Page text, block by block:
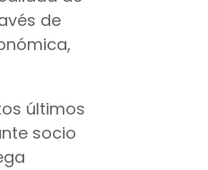
de
últimos
socio